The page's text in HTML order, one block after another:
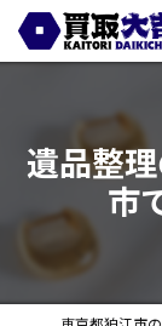
遺品整
市